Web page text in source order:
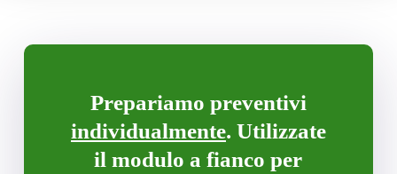
Prepariamo preventivi
individualmente. Utilizzate
il modulo a fianco per